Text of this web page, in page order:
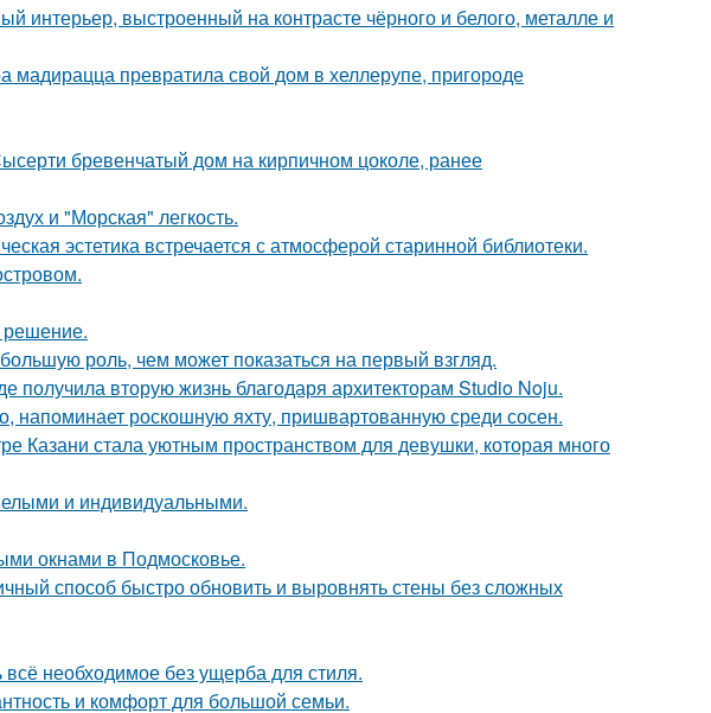
интерьер, выстроенный на контрасте чёрного и белого, металле и
мадирацца превратила свой дом в хеллерупе, пригороде
бревенчатый дом на кирпичном цоколе, ранее
и "Морская" легкость.
эстетика встречается с атмосферой старинной библиотеки.
решение.
роль, чем может показаться на первый взгляд.
получила вторую жизнь благодаря архитекторам Studio Noju.
напоминает роскошную яхту, пришвартованную среди сосен.
Казани стала уютным пространством для девушки, которая много
и индивидуальными.
окнами в Подмосковье.
способ быстро обновить и выровнять стены без сложных
необходимое без ущерба для стиля.
и комфорт для большой семьи.